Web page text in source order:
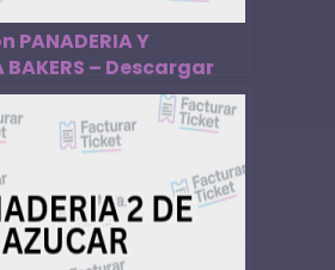
Y
BAKERS – Descargar